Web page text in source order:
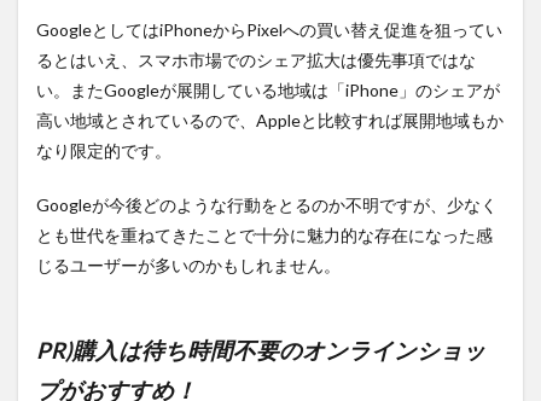
GoogleとしてはiPhoneからPixelへの買い替え促進を狙ってい
るとはいえ、スマホ市場でのシェア拡大は優先事項ではな
い。またGoogleが展開している地域は「iPhone」のシェアが
高い地域とされているので、Appleと比較すれば展開地域もか
なり限定的です。
Googleが今後どのような行動をとるのか不明ですが、少なく
とも世代を重ねてきたことで十分に魅力的な存在になった感
じるユーザーが多いのかもしれません。
PR)購入は待ち時間不要のオンラインショッ
プがおすすめ！